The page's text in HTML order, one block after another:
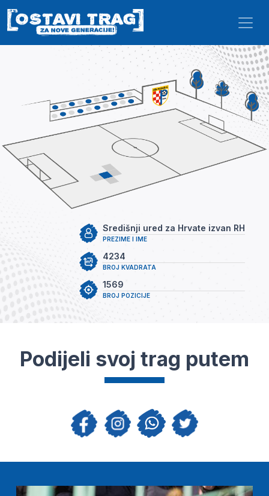
Skip to main content
PREZIME I IME
Središnji ured za Hrvate izvan RH
BROJ KVADRATA
4234
BROJ POZICIJE
1569
Podijeli svoj trag putem